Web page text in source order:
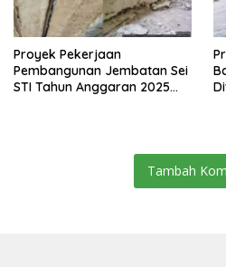
Proyek Pekerjaan
Pembangunan Jembatan Sei
STI Tahun Anggaran 2025
Tambah